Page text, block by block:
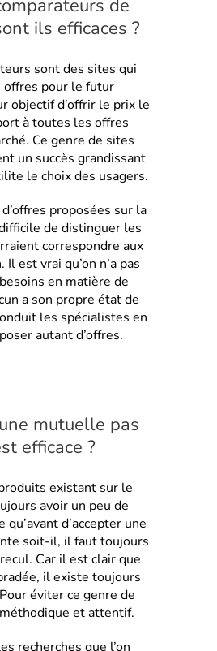
de
ils efficaces ?
sont des sites qui
offres pour le futur
objectif d’offrir le prix le
à toutes les offres
Ce genre de sites
un succès grandissant
le choix des usagers.
proposées sur la
de distinguer les
correspondre aux
est vrai qu’on n’a pas
en matière de
a son propre état de
les spécialistes en
autant d’offres.
mutuelle pas
efficace ?
existant sur le
avoir un peu de
d’accepter une
soit-il, il faut toujours
Car il est clair que
il existe toujours
éviter ce genre de
et attentif.
recherches que l’on